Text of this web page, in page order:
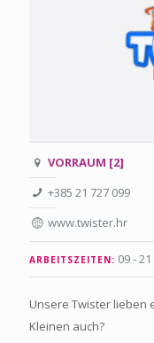
VORRAUM [2]
+385 21 727 099
www.twister.hr
ARBEITSZEITEN: 09 - 21
Unsere Twister lieben
Kleinen auch?